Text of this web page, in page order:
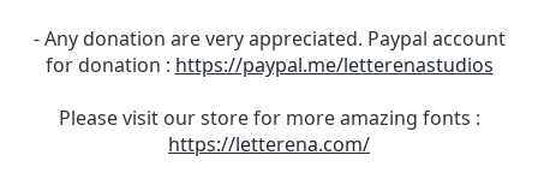
- Any donation are very appreciated. Paypal account
for donation : https://paypal.me/letterenastudios
Please visit our store for more amazing fonts :
https://letterena.com/